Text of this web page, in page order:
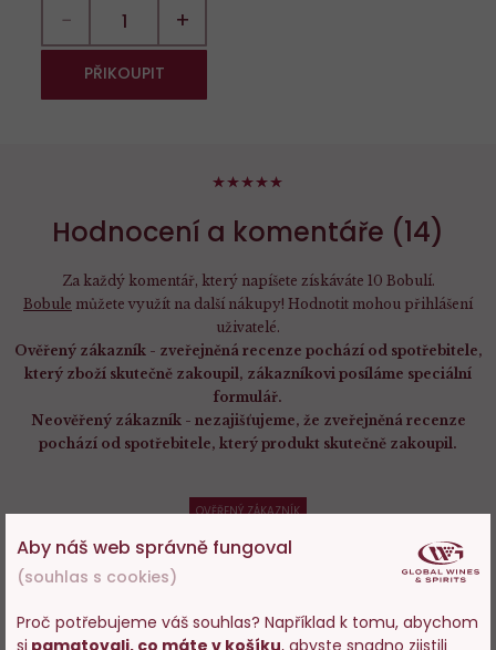
− +
PŘIKOUPIT
Hodnocení a komentáře (14)
98%
Za každý komentář, který napíšete získáváte 10 Bobulí.
Bobule můžete využít na další nákupy! Hodnotit mohou přihlášení
uživatelé.
Ověřený zákazník - zveřejněná recenze pochází od spotřebitele,
který zboží skutečně zakoupil, zákazníkovi posíláme speciální
formulář.
Neověřený zákazník - nezajišťujeme, že zveřejněná recenze
pochází od spotřebitele, který produkt skutečně zakoupil.
OVĚŘENÝ ZÁKAZNÍK
Lenka Fulínová, hodnocení:
Aby náš web správně fungoval
(souhlas s cookies)
Proč potřebujeme váš souhlas? Například k tomu, abychom
si pamatovali, co máte v košíku, abyste snadno zjistili